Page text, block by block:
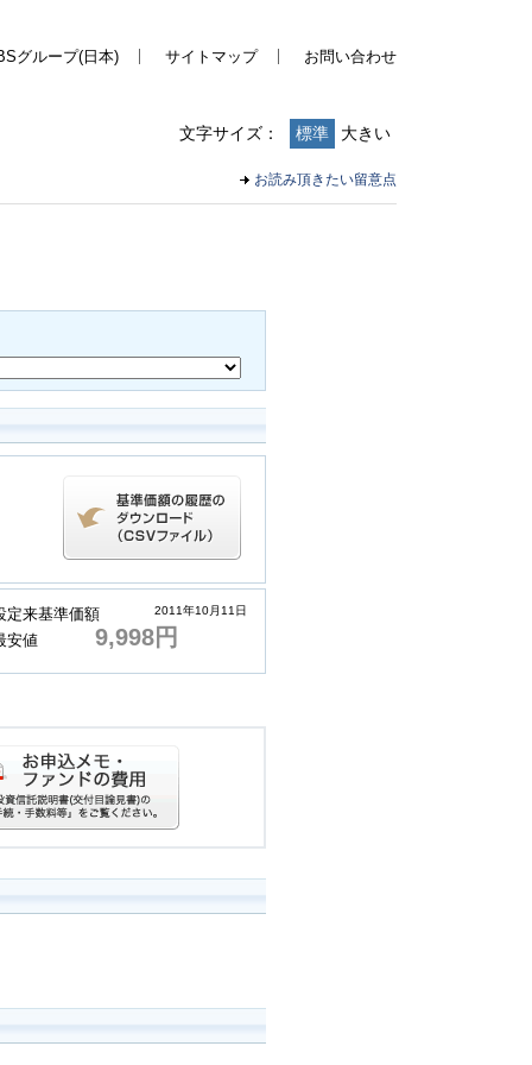
グループ(日本) サイトマップ お問い合わせ
文字サイズ： 標準 大きい
お読み頂きたい留意点
定来基準価額
安値
2011年10月11日
9,998円